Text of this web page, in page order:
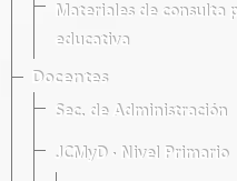
Materiales de consulta
educativa
Docentes
Sec. de Administración
JCMyD · Nivel Primario